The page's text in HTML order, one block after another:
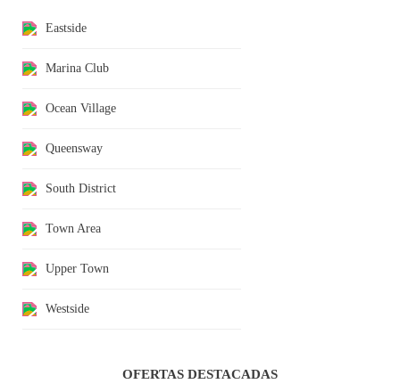
Eastside
Marina Club
Ocean Village
Queensway
South District
Town Area
Upper Town
Westside
OFERTAS DESTACADAS